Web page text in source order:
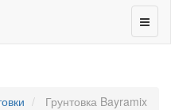
Грунтовка Bayramix